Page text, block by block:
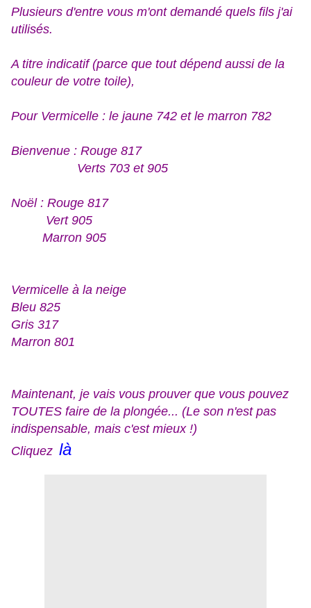
Plusieurs d'entre vous m'ont demandé quels fils j'ai
utilisés.
A titre indicatif (parce que tout dépend aussi de la
couleur de votre toile),
Pour Vermicelle : le jaune 742 et le marron 782
Bienvenue : Rouge 817
Verts 703 et 905
Noël : Rouge 817
Vert 905
Marron 905
Vermicelle à la neige
Bleu 825
Gris 317
Marron 801
Maintenant, je vais vous prouver que vous pouvez
TOUTES faire de la plongée... (Le son n'est pas
indispensable, mais c'est mieux !)
Cliquez là